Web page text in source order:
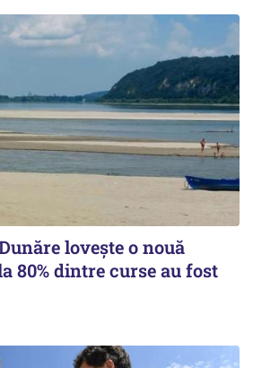
lovește o nouă
80% dintre curse au fost